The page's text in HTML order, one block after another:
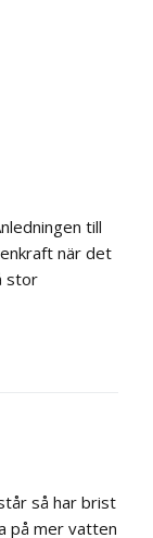
till
när det
stor
så har brist
på mer vatten